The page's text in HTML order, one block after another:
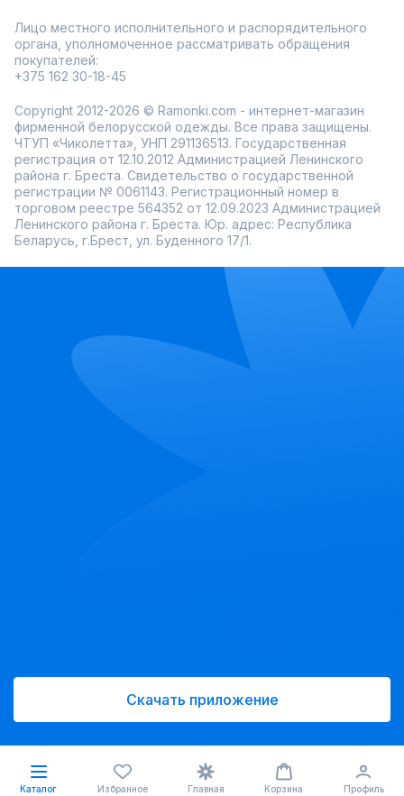
Лицо местного исполнительного и распорядительного
органа, уполномоченное рассматривать обращения
покупателей:
+375 162 30-18-45
Copyright 2012-2026 © Ramonki.com - интернет-магазин
фирменной белорусской одежды. Все права защищены.
ЧТУП «Чиколетта», УНП 291136513. Государственная
регистрация от 12.10.2012 Администрацией Ленинского
района г. Бреста. Свидетельство о государственной
регистрации № 0061143. Регистрационный номер в
торговом реестре 564352 от 12.09.2023 Администрацией
Ленинского района г. Бреста. Юр. адрес: Республика
Беларусь, г.Брест, ул. Буденного 17/1.
Скачать приложение
Каталог Избранное Главная Корзина Профиль